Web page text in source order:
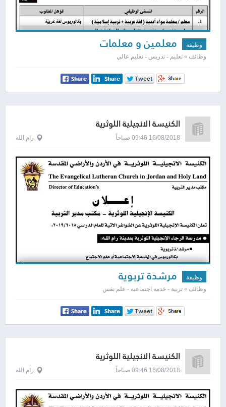
وظيفة معلمين و معلمات
وظائف » تعليم - تدريس - تعليم عالي
الكنيسة الانجيلية اللوثرية
16/08/2018 09:46 صباحاً رام الله
وظيفة مرشدة تربوية
وظائف » تربية - خدمه اجتماعيه - علم نفس
الكنيسة الانجيلية اللوثرية
16/08/2018 09:46 صباحاً رام الله